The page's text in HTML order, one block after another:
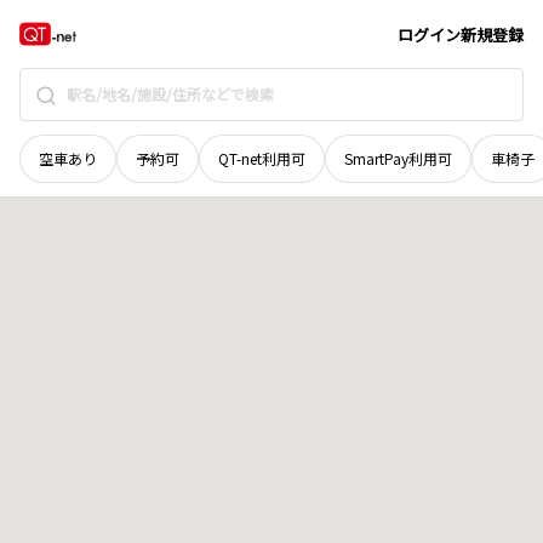
ログイン新規登録
空車あり 予約可 QT-net利用可 SmartPay利用可 車椅子
徳島県